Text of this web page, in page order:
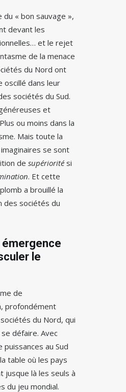
du « bon sauvage »,
devant les
et le rejet
de la menace
du Nord ont
oscillé dans leur
sociétés du Sud.
et
ou moins dans la
Mais toute la
se sont
de supériorité si
. Et cette
a brouillé la
des sociétés du
émergence
le
de
profondément
du Nord, qui
défaire. Avec
puissances au Sud
table où les pays
jusque là les seuls à
du jeu mondial.